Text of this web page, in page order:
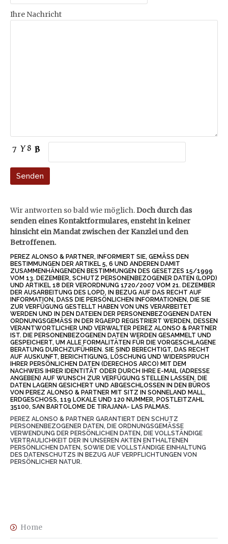
Ihre Nachricht
Wir antworten so baldwie möglich.Doch durch das
senden einesKontaktformulares,ensteht in keiner
hinsicht ein Mandat zwischen der Kanzlei und den
Betroffenen.
PEREZ ALONSO & PARTNER, INFORMIERT SIE, GEMÄSS DEN B
ESTIMMUNGEN DER ARTIKEL 5, 6 UND ANDEREN DAMIT Z
USAMMENHÄNGENDEN BESTIMMUNGEN DES GESETZES 15/1999 V
OM 13. DEZEMBER, SCHUTZ PERSONENBEZOGENER DATEN (LOPD) U
ND ARTIKEL 18 DER VERORDNUNG 1720/2007 VOM 21. DEZEMBER D
ER AUSARBEITUNG DES LOPD, IN BEZUG AUF DAS RECHT AUF I
NFORMATION, DASS DIE PERSÖNLICHEN INFORMATIONEN, DIE SIE Z
UR VERFÜGUNG GESTELLT HABEN VON UNS VERARBEITET W
ERDEN UND IN DEN DATEIEN DER PERSONENBEZOGENEN DATEN O
RDNUNGSGEMÄSS IN DER RGAEPD REGISTRIERT WERDEN, DESSEN VE
RANTWORTLICHER UND VERWALTER PEREZ ALONSO & PARTNER IS
T. DIE PERSONENBEZOGENEN DATEN WERDEN GESAMMELT UND GE
SPEICHERT, UM ALLE FORMALITÄTEN FÜR DIE VORGESCHLAGENE BE
RATUNG DURCHZUFÜHREN. SIE SIND BERECHTIGT, DAS RECHT AU
F AUSKUNFT, BERICHTIGUNG, LÖSCHUNG UND WIDERSPRUCH IH
RER PERSÖNLICHEN DATEN (DERECHOS ARCO) MIT DEM NA
CHWEIS IHRER IDENTITÄT ODER DURCH IHRE E-MAIL (ADRESSE AN
GEBEN) AUF WUNSCH ZUR VERFÜGUNG STELLEN LASSEN. DIE DA
TEN LAGERN GESICHERT UND ABGESCHLOSSEN IN DEN BÜROS VO
N PEREZ ALONSO & PARTNER MIT SITZ IN SONNELAND MALL, ER
DGESCHOSS, 119 LOKALE UND 120 NUMMER, POSTLEITZAHL 35
100, SAN BARTOLOME DE TIRAJANA- LAS PALMAS.
PEREZ ALONSO & PARTNER GARANTIERT DEN SCHUTZ
PERSONENBEZOGENER DATEN, DIE ORDNUNGSGEMÄSSE V
ERWENDUNG DER PERSÖNLICHEN DATEN, DIE VOLLSTÄNDIGE V
ERTRAULICHKEIT DER IN UNSEREN AKTEN ENTHALTENEN P
ERSÖNLICHEN DATEN, SOWIE DIE VOLLSTÄNDIGE EINHALTUNG D
ES DATENSCHUTZS IN BEZUG AUF VERPFLICHTUNGEN VON P
ERSÖNLICHER NATUR.
Home